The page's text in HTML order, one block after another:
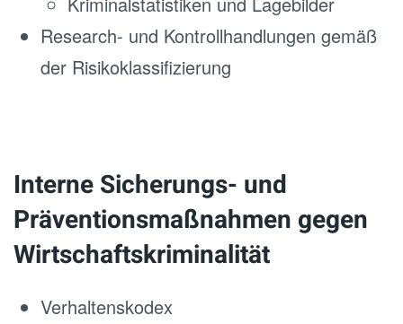
Research- und Kontrollhandlungen gemäß
der Risikoklassifizierung
Interne Sicherungs- und
Präventionsmaßnahmen gegen
Wirtschaftskriminalität
Verhaltenskodex